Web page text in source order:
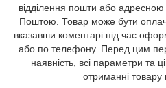
відділення пошти або
Поштою. Товар може бути
вказавши коментарі під час
або по телефону. Перед цим
наявність, всі параметри та
отриманні товару